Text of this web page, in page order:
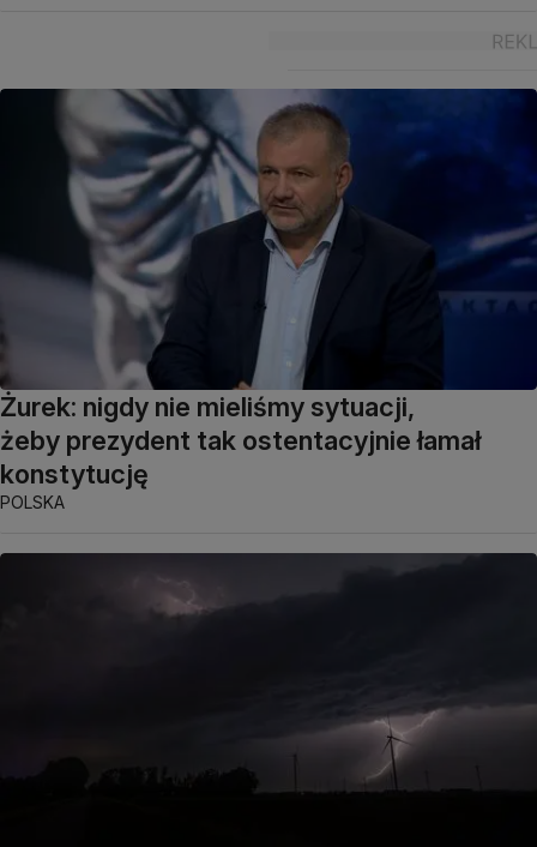
Żurek: nigdy nie mieliśmy sytuacji,
żeby prezydent tak ostentacyjnie łamał
konstytucję
POLSKA